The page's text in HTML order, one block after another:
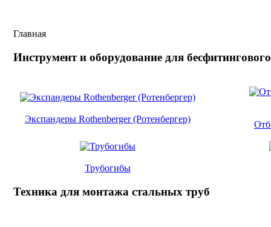
Главная
Инструмент и оборудование для
Экспандеры Rothenberger (Ротенбергер)
Трубогибы
Техника для монтажа стальных труб